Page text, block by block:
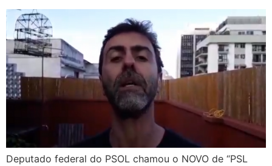
Deputado federal do PSOL chamou o NOVO de “PSL